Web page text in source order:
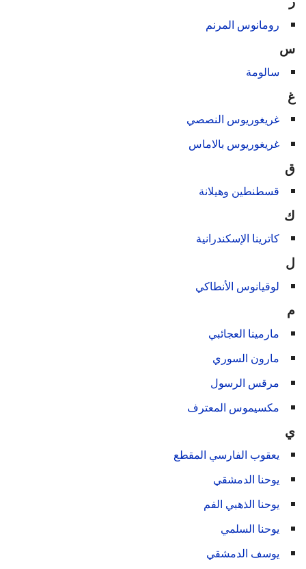
رومانوس المرنم
س
سالومة
غ
غريغوريوس النصصي
غريغوريوس بالاماس
ق
قسطنطين وهيلانة
ك
كاترينا الإسكندرانية
ل
لوقيانوس الأنطاكي
م
مارمينا العجائبي
مارون السوري
مرقس الرسول
مكسيموس المعترف
ي
يعقوب الفارسي المقطع
يوحنا الدمشقي
يوحنا الذهبي الفم
يوحنا السلمي
يوسف الدمشقي